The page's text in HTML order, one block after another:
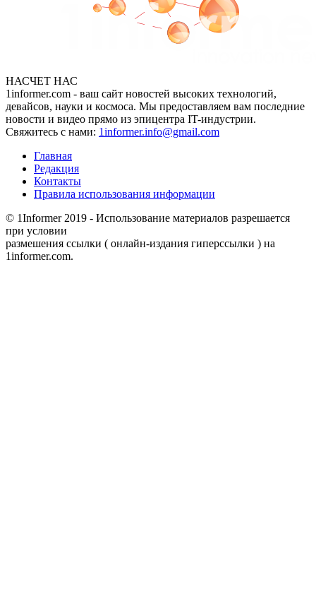
НАСЧЕТ НАС
1informer.com - ваш сайт новостей высоких технологий,
девайсов, науки и космоса. Мы предоставляем вам последние
новости и видео прямо из эпицентра IT-индустрии.
Свяжитесь с нами: 1informer.info@gmail.com
Главная
Редакция
Контакты
Правила использования информации
© 1Informer 2019 - Использование материалов разрешается
при условии
размешения ссылки ( онлайн-издания гиперссылки ) на
1informer.com.